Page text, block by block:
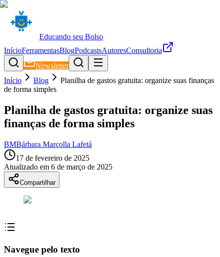
Educando seu Bolso
InícioFerramentasBlogPodcastsAutoresConsultoria
Newsletter
Início
Blog
Planilha de gastos gratuita: organize suas finanças
de forma simples
Planilha de gastos gratuita: organize suas
finanças de forma simples
BMBárbara Marçolla Lafetá
17 de fevereiro de 2025
Atualizado em 6 de março de 2025
Compartilhar
Navegue pelo texto